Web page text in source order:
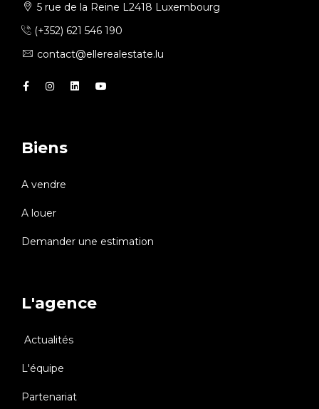
5 rue de la Reine L2418 Luxembourg
(+352) 621 546 190
contact@ellerealestate.lu
Biens
A vendre
A louer
Demander une estimation
L'agence
Actualités
L'équipe
Partenariat